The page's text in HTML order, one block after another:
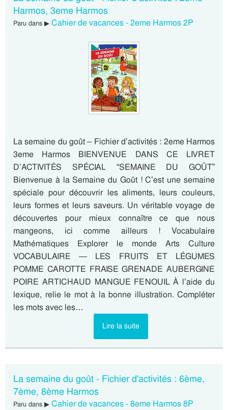
Harmos, 3eme Harmos
Paru dans ▶ Cahier de vacances - 2eme Harmos 2P
La semaine du goût – Fichier d’activités : 2eme Harmos
3eme Harmos BIENVENUE DANS CE LIVRET
D’ACTIVITÉS SPÉCIAL “SEMAINE DU GOÛT”
Bienvenue à la Semaine du Goût ! C’est une semaine
spéciale pour découvrir les aliments, leurs couleurs,
leurs formes et leurs saveurs. Un véritable voyage de
découvertes pour mieux connaître ce que nous
mangeons, ici comme ailleurs ! Vocabulaire
Mathématiques Explorer le monde Arts Culture
VOCABULAIRE — LES FRUITS ET LÉGUMES
POMME CAROTTE FRAISE GRENADE AUBERGINE
POIRE ARTICHAUD MANGUE FENOUIL À l’aide du
lexique, relie le mot à la bonne illustration. Compléter
les mots avec les…
Lire la suite
La semaine du goût - Fichier d'activités : 6ème,
7ème, 8ème Harmos
Paru dans ▶ Cahier de vacances - 8eme Harmos 8P